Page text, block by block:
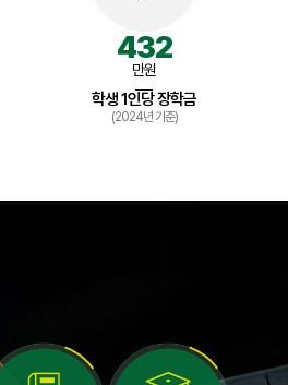
432
만원
학생 1인당 장학금
(2024년 기준)